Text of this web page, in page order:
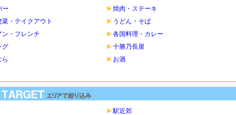
ー
焼肉・ステーキ
・テイクアウト
うどん・そば
ン・フレンチ
各国料理・カレー
グ
十勝乃長屋
ら
お酒
駅近郊